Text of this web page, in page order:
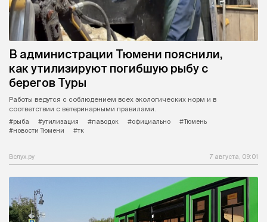
В администрации Тюмени пояснили,
как утилизируют погибшую рыбу с
берегов Туры
Работы ведутся с соблюдением всех экологических норм и в
соответствии с ветеринарными правилами.
#рыба
#утилизация #паводок #официально
#Тюмень
#новости Тюмени
#тк
Вслух.ру 7 августа, 09:01